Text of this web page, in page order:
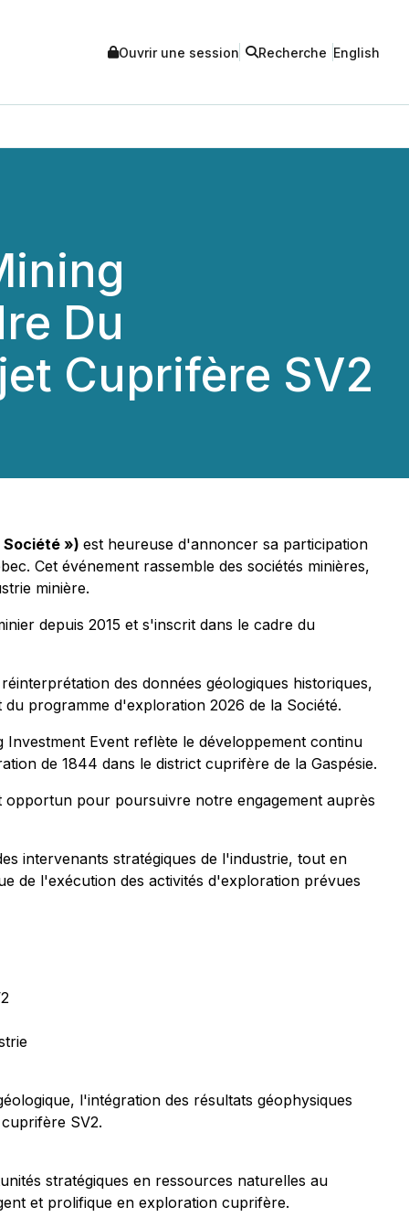
Ouvrir une session Recherche English
Du
Cuprifère SV2
Société ») est heureuse d'annoncer sa participation
Cet événement rassemble des sociétés minières,
minière.
depuis 2015 et s'inscrit dans le cadre du
des données géologiques historiques,
programme d'exploration 2026 de la Société.
Event reflète le développement continu
de 1844 dans le district cuprifère de la Gaspésie.
pour poursuivre notre engagement auprès
intervenants stratégiques de l'industrie, tout en
de l'exécution des activités d'exploration prévues
l'intégration des résultats géophysiques
SV2.
stratégiques en ressources naturelles au
et prolifique en exploration cuprifère.